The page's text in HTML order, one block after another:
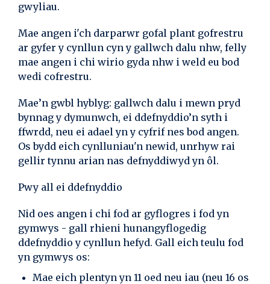
gwyliau.
Mae angen i'ch darparwr gofal plant gofrestru
ar gyfer y cynllun cyn y gallwch dalu nhw, felly
mae angen i chi wirio gyda nhw i weld eu bod
wedi cofrestru.
Mae’n gwbl hyblyg: gallwch dalu i mewn pryd
bynnag y dymunwch, ei ddefnyddio’n syth i
ffwrdd, neu ei adael yn y cyfrif nes bod angen.
Os bydd eich cynlluniau'n newid, unrhyw rai
gellir tynnu arian nas defnyddiwyd yn ôl.
Pwy all ei ddefnyddio
Nid oes angen i chi fod ar gyflogres i fod yn
gymwys - gall rhieni hunangyflogedig
ddefnyddio y cynllun hefyd. Gall eich teulu fod
yn gymwys os:
Mae eich plentyn yn 11 oed neu iau (neu 16 os